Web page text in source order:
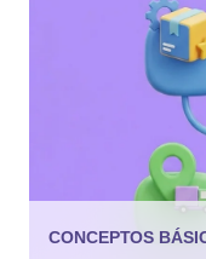
CONCEPTOS